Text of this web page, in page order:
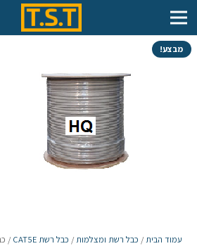
מבצע!
עמוד הבית/ כבל רשת ומצלמות/ כבל רשת CAT5E